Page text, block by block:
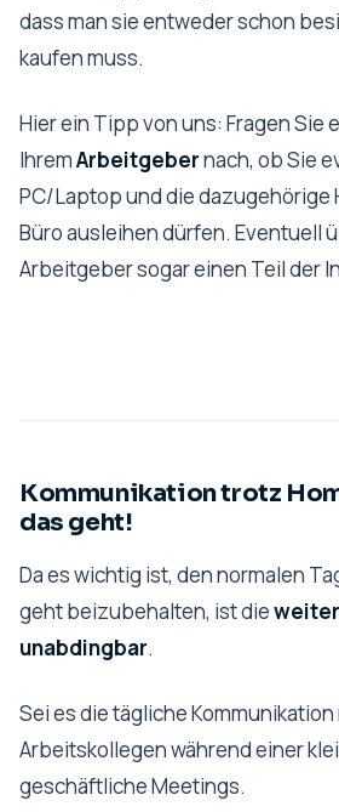
dass man sie entweder schon
kaufen muss.
Hier ein Tipp von uns: Fragen Sie
IhremArbeitgebernach, ob Sie
PC/Laptop und die dazugehörige
Büro ausleihen dürfen. Eventuell
Arbeitgeber sogar einen Teil der
Kommunikation trotz
das geht!
Da es wichtig ist, den normalen
geht beizubehalten, ist die
unabdingbar.
Sei es die tägliche Kommunikation
Arbeitskollegen während einer
geschäftliche Meetings.